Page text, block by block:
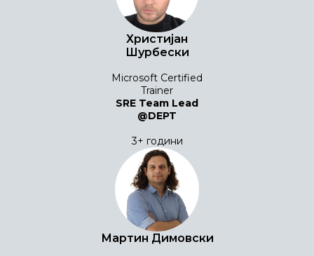
Христијан
Шурбески
Microsoft Certified
Trainer
SRE Team Lead
@DEPT
3+ години
Мартин Димовски